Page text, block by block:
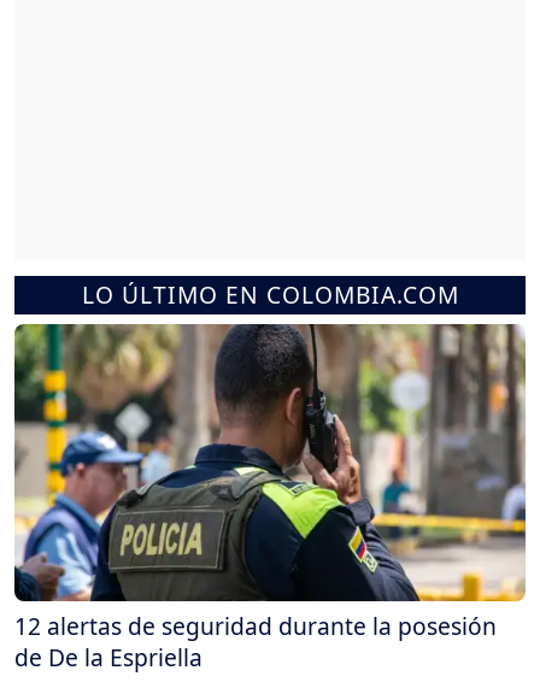
LO ÚLTIMO EN COLOMBIA.COM
12 alertas de seguridad durante la posesión
de De la Espriella